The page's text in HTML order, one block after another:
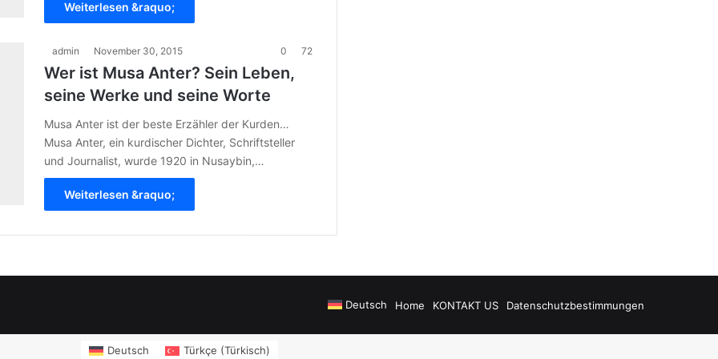
Weiterlesen &raquo;
admin November 30, 2015 0 72
Wer ist Musa Anter? Sein Leben,
seine Werke und seine Worte
Musa Anter ist der beste Erzähler der Kurden…
Musa Anter, ein kurdischer Dichter, Schriftsteller
und Journalist, wurde 1920 in Nusaybin,…
Weiterlesen &raquo;
Deutsch Home KONTAKT US Datenschutzbestimmungen
Deutsch Türkçe (Türkisch)